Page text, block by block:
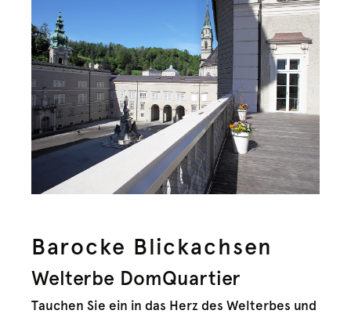
Barocke Blickachsen
Welterbe DomQuartier
Tauchen Sie ein in das Herz des Welterbes und